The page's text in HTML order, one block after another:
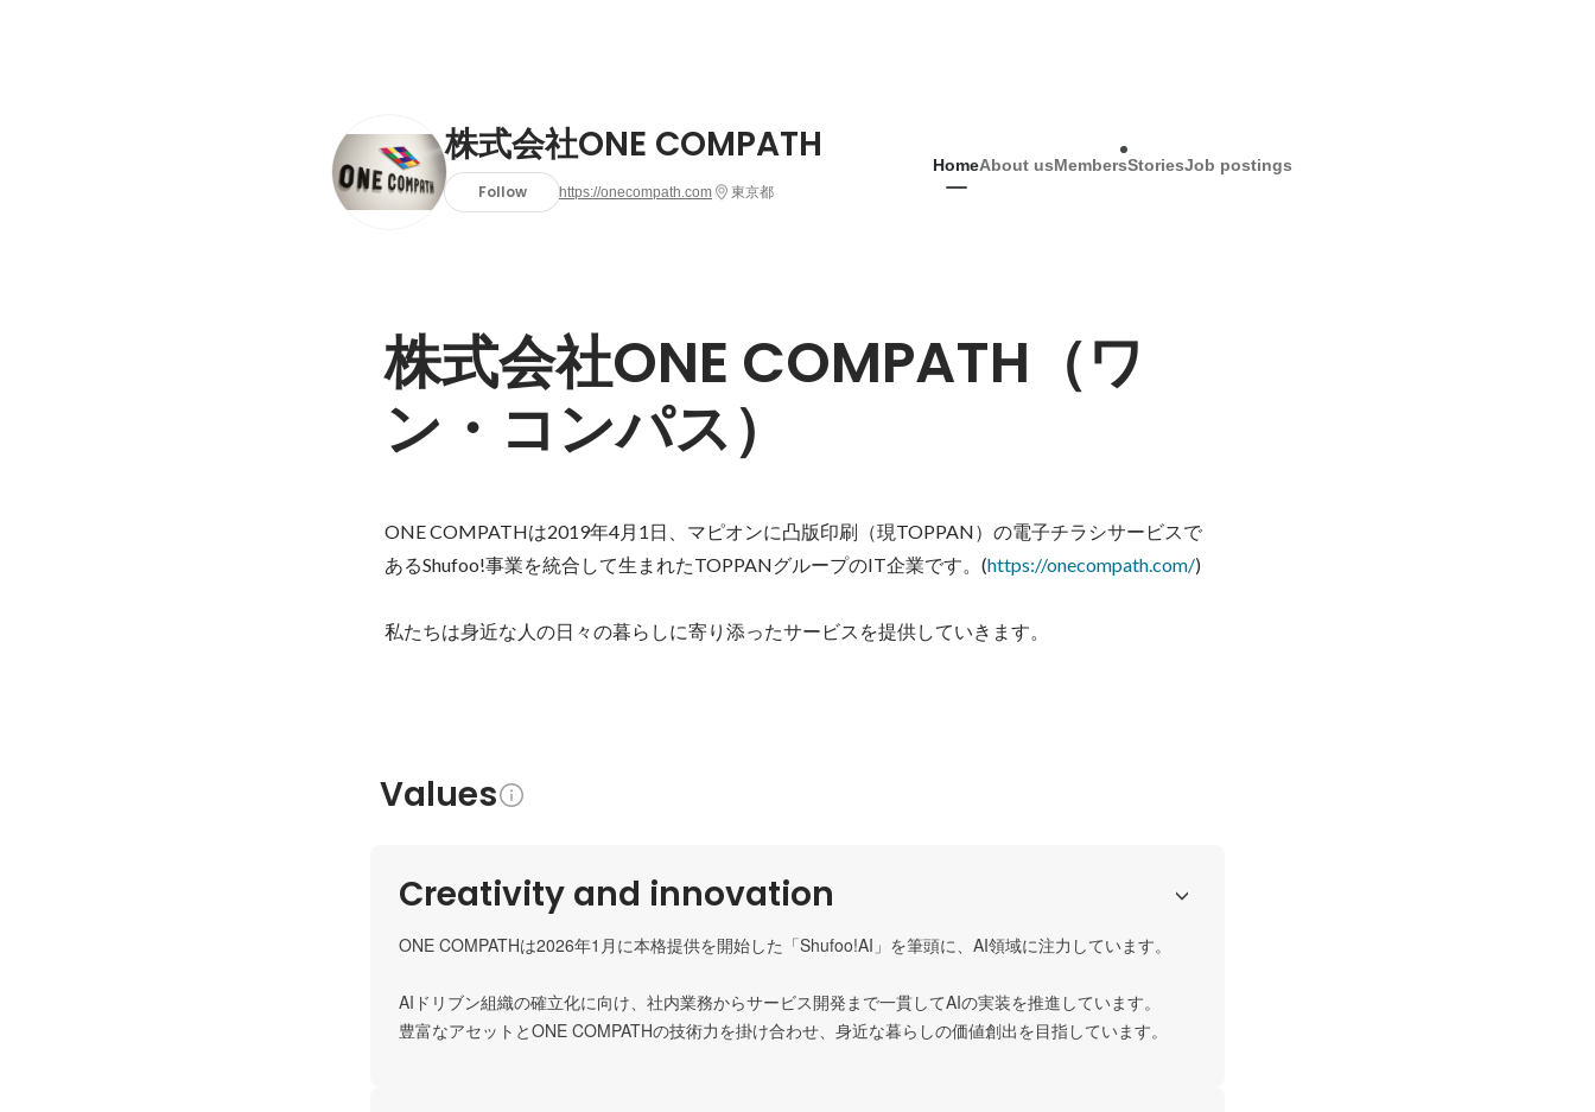
株式会社ONE COMPATH
Follow https://onecompath.com 東京都
HomeAbout usMembersStoriesJob postings
株式会社ONE COMPATH（ワ
ン・コンパス）
ONE COMPATHは2019年4月1日、マピオンに凸版印刷（現TOPPAN）の電子チラシサービスで
あるShufoo!事業を統合して生まれたTOPPANグループのIT企業です。(https://onecompath.com/)
私たちは身近な人の日々の暮らしに寄り添ったサービスを提供していきます。
Values
Creativity and innovation
ONE COMPATHは2026年1月に本格提供を開始した「Shufoo!AI」を筆頭に、AI領域に注力しています。
AIドリブン組織の確立化に向け、社内業務からサービス開発まで一貫してAIの実装を推進しています。
豊富なアセットとONE COMPATHの技術力を掛け合わせ、身近な暮らしの価値創出を目指しています。